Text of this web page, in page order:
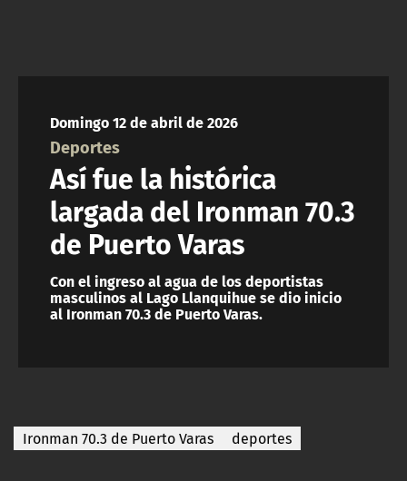
ACTUALIDAD Y TENDENCIAS
CORPORATIVO Y TRANSPARENCIA
CANAL DE DENUNCIAS
ÁREA DE PROYECTOS
Domingo 12 de abril de 2026
Deportes
Así fue la histórica
largada del Ironman 70.3
de Puerto Varas
Con el ingreso al agua de los deportistas
masculinos al Lago Llanquihue se dio inicio
al Ironman 70.3 de Puerto Varas.
Ironman 70.3 de Puerto Varas deportes